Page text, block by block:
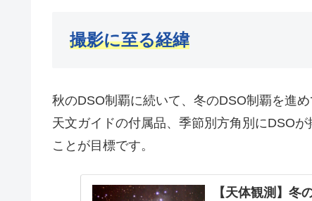
撮影に至る経緯
秋のDSO制覇に続いて、冬のDSO制覇を進め
天文ガイドの付属品、季節別方角別にDSO
ことが目標です。
【天体観測】冬